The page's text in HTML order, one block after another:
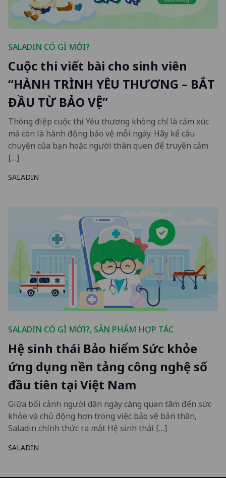
SALADIN CÓ GÌ MỚI?
Cuộc thi viết bài cho sinh viên
“HÀNH TRÌNH YÊU THƯƠNG – BẮT
ĐẦU TỪ BẢO VỆ”
Thông điệp cuộc thi Yêu thương không chỉ là cảm xúc
mà còn là hành động bảo vệ mỗi ngày. Hãy kể câu
chuyện của bạn hoặc người thân quen để truyền cảm
[…]
SALADIN
SALADIN CÓ GÌ MỚI?, SẢN PHẨM HỢP TÁC
Hệ sinh thái Bảo hiểm Sức khỏe
ứng dụng nền tảng công nghệ số
đầu tiên tại Việt Nam
Giữa bối cảnh người dân ngày càng quan tâm đến sức
khỏe và chủ động hơn trong việc bảo vệ bản thân,
Saladin chính thức ra mắt Hệ sinh thái […]
SALADIN